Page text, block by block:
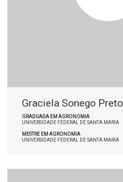
Graciela Sonego Preto
GRADUADA EM AGRONOMIA
UNIVERSIDADE FEDERAL DE SANTA MARIA
:
MESTRE EM AGRONOMIA
UNIVERSIDADE FEDERAL DE SANTA MARIA